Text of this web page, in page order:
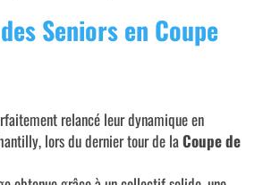
Seniors en Coupe
relancé leur dynamique en
lors du dernier tour de laCoupe de